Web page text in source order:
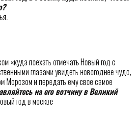
«куда поехать отмечать Новый год с
глазами увидеть новогоднее чудо,
Морозом и передать ему свое самое
на его вотчину в Великий